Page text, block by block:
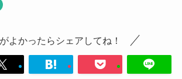
よかったらシェアしてね！